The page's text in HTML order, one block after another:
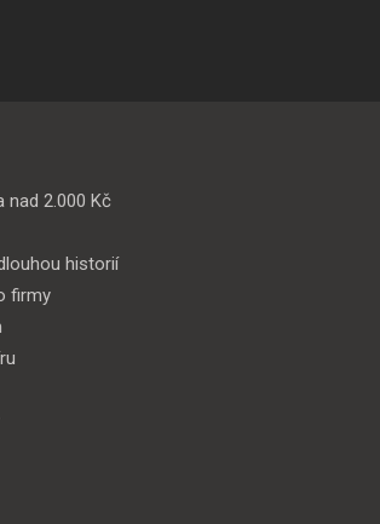
nad 2.000 Kč
historií
firmy